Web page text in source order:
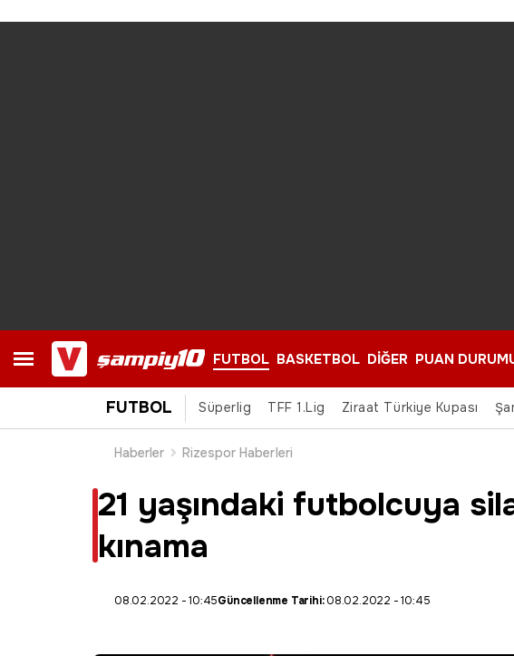
FUTBOL BASKETBOL DİĞER PUAN
FUTBOL Süperlig TFF 1.Lig Ziraat Türkiye Kupası
Haberler Rizespor Haberleri
21 yaşındaki futbolcuya
kınama
08.02.2022 - 10:45Güncellenme Tarihi:08.02.2022 - 10:45